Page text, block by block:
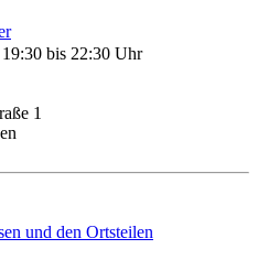
bis 22:30 Uhr
1
und den Ortsteilen